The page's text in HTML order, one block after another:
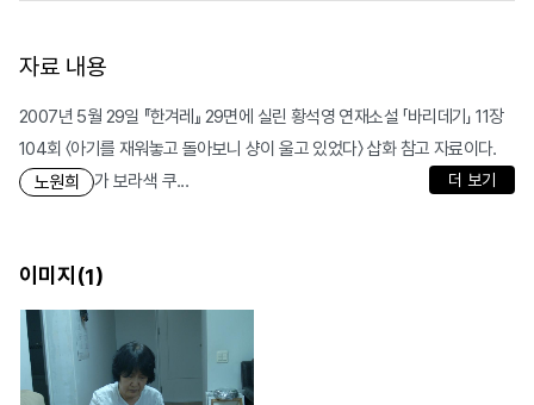
자료 내용
2007년 5월 29일 『한겨레』 29면에 실린 황석영 연재소설 「바리데기」 11장
104회 〈아기를 재워놓고 돌아보니 샹이 울고 있었다〉 삽화 참고 자료이다.
노원희
가 보라색 쿠... 더 보기
이미지(1)